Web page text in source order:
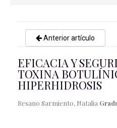
Anterior artículo
EFICACIA Y
TOXINA
HIPERHIDROSIS
Resano Sarmiento, Natalia